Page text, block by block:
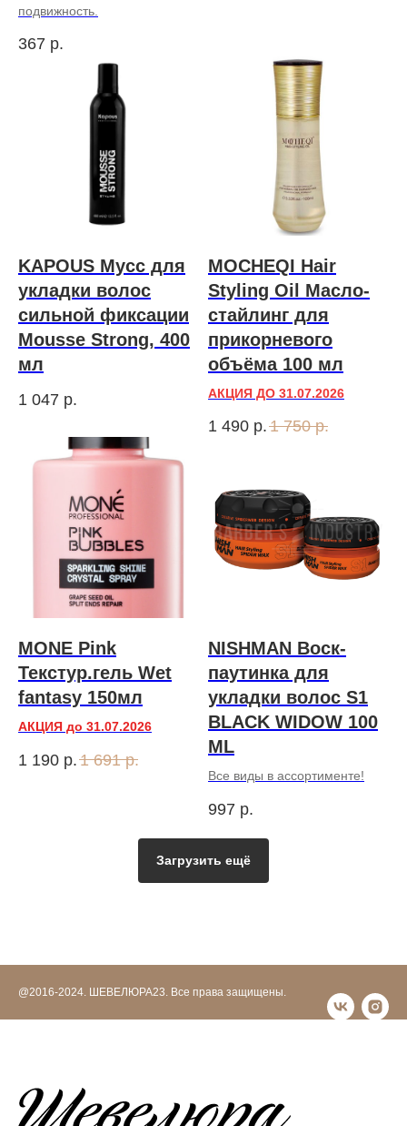
подвижность.
367 р.
KAPOUS Мусс для
укладки волос
сильной фиксации
Mousse Strong, 400
мл
1 047 р.
MOCHEQI Hair
Styling Oil Масло-
стайлинг для
прикорневого
объёма 100 мл
АКЦИЯ ДО 31.07.2026
1 490 р. 1 750 р.
MONE Pink
Текстур.гель Wet
fantasy 150мл
АКЦИЯ до 31.07.2026
1 190 р. 1 691 р.
NISHMAN Воск-
паутинка для
укладки волос S1
BLACK WIDOW 100
ML
Все виды в ассортименте!
997 р.
Загрузить ещё
@2016-2024. ШЕВЕЛЮРА23. Все права защищены.